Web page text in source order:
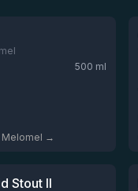
500 ml
Melomel →
Niet op voorraad
Stout II